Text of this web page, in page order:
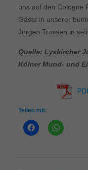
uns auf den Cologne
Gäste in unserer
Jürgen Trossen in
Quelle: Lyskircher
Kölner Mund- und
Teilen mit: